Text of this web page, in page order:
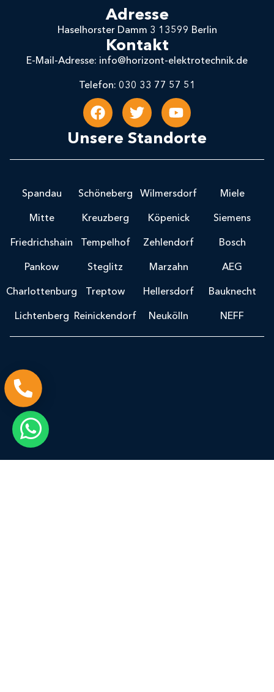
Adresse
Haselhorster Damm 3 13599 Berlin
Kontakt
E-Mail-Adresse: info@horizont-elektrotechnik.de
Telefon: 030 33 77 57 51
Unsere Standorte
Spandau
Mitte
Friedrichshain
Pankow
Charlottenburg
Lichtenberg
Schöneberg
Kreuzberg
Tempelhof
Steglitz
Treptow
Reinickendorf
Wilmersdorf
Köpenick
Zehlendorf
Marzahn
Hellersdorf
Neukölln
Miele
Siemens
Bosch
AEG
Bauknecht
NEFF